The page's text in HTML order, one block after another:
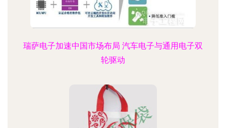
瑞萨电子加速中国市场布局 汽车电子与通用电子双
轮驱动